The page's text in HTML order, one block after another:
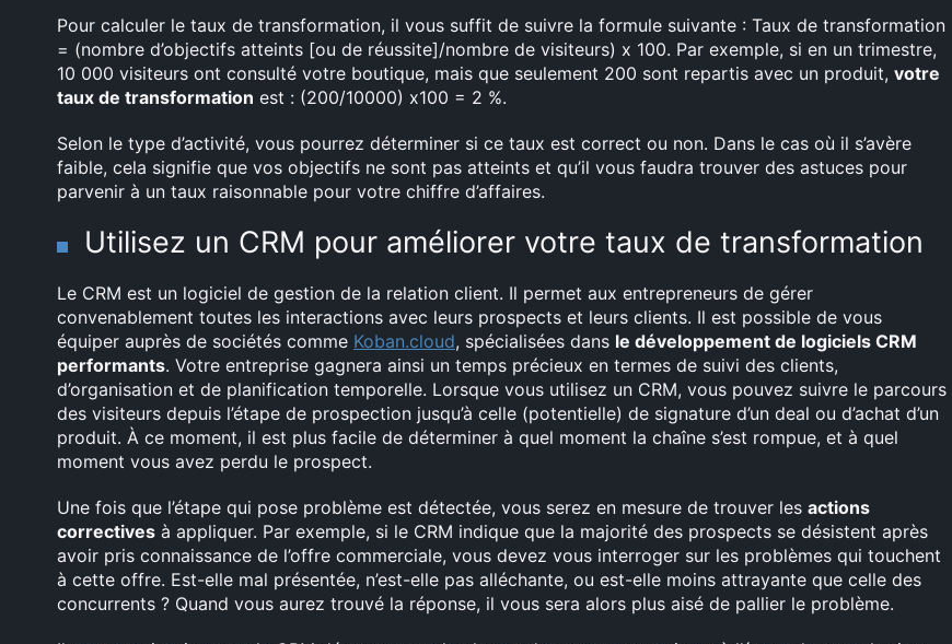
Pour calculer le taux de transformation, il vous suffit de suivre la formule suivante : Taux de transformation
= (nombre d’objectifs atteints [ou de réussite]/nombre de visiteurs) x 100. Par exemple, si en un trimestre,
10 000 visiteurs ont consulté votre boutique, mais que seulement 200 sont repartis avec un produit, votre
taux de transformation est : (200/10000) x100 = 2 %.
Selon le type d’activité, vous pourrez déterminer si ce taux est correct ou non. Dans le cas où il s’avère
faible, cela signifie que vos objectifs ne sont pas atteints et qu’il vous faudra trouver des astuces pour
parvenir à un taux raisonnable pour votre chiffre d’affaires.
Utilisez un CRM pour améliorer votre taux de transformation
Le CRM est un logiciel de gestion de la relation client. Il permet aux entrepreneurs de gérer
convenablement toutes les interactions avec leurs prospects et leurs clients. Il est possible de vous
équiper auprès de sociétés comme Koban.cloud, spécialisées dans le développement de logiciels CRM
performants. Votre entreprise gagnera ainsi un temps précieux en termes de suivi des clients,
d’organisation et de planification temporelle. Lorsque vous utilisez un CRM, vous pouvez suivre le parcours
des visiteurs depuis l’étape de prospection jusqu’à celle (potentielle) de signature d’un deal ou d’achat d’un
produit. À ce moment, il est plus facile de déterminer à quel moment la chaîne s’est rompue, et à quel
moment vous avez perdu le prospect.
Une fois que l’étape qui pose problème est détectée, vous serez en mesure de trouver les actions
correctives à appliquer. Par exemple, si le CRM indique que la majorité des prospects se désistent après
avoir pris connaissance de l’offre commerciale, vous devez vous interroger sur les problèmes qui touchent
à cette offre. Est-elle mal présentée, n’est-elle pas alléchante, ou est-elle moins attrayante que celle des
concurrents ? Quand vous aurez trouvé la réponse, il vous sera alors plus aisé de pallier le problème.